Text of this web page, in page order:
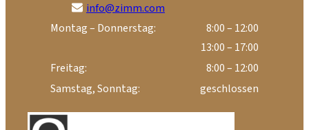
info@zimm.com
Montag – Donnerstag:
8:00 – 12:00
13:00 – 17:00
Freitag:
8:00 – 12:00
Samstag, Sonntag:
geschlossen